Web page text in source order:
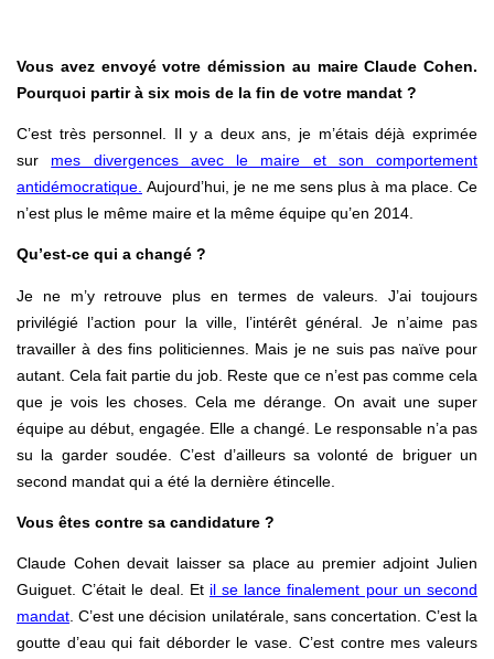
Vous avez envoyé votre démission au maire Claude Cohen.
Pourquoi partir à six mois de la fin de votre mandat ?
C’est très personnel. Il y a deux ans, je m’étais déjà exprimée
sur mes divergences avec le maire et son comportement
antidémocratique. Aujourd’hui, je ne me sens plus à ma place. Ce
n’est plus le même maire et la même équipe qu’en 2014.
Qu’est-ce qui a changé ?
Je ne m’y retrouve plus en termes de valeurs. J’ai toujours
privilégié l’action pour la ville, l’intérêt général. Je n’aime pas
travailler à des fins politiciennes. Mais je ne suis pas naïve pour
autant. Cela fait partie du job. Reste que ce n’est pas comme cela
que je vois les choses. Cela me dérange. On avait une super
équipe au début, engagée. Elle a changé. Le responsable n’a pas
su la garder soudée. C’est d’ailleurs sa volonté de briguer un
second mandat qui a été la dernière étincelle.
Vous êtes contre sa candidature ?
Claude Cohen devait laisser sa place au premier adjoint Julien
Guiguet. C’était le deal. Et il se lance finalement pour un second
mandat.C’est une décision unilatérale, sans concertation. C’est la
goutte d’eau qui fait déborder le vase. C’est contre mes valeurs